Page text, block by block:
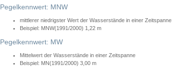
Pegelkennwert: MNW
mittlerer niedrigster Wert der Wasserstände in einer Zeitspanne
Beispiel: MNW(1991/2000) 1,22 m
Pegelkennwert: MW
Mittelwert der Wasserstände in einer Zeitspanne
Beispiel: MN(1991/2000) 3,00 m